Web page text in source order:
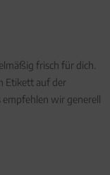
frisch für dich.
Etikett auf der
empfehlen wir generell